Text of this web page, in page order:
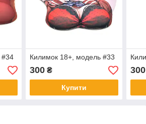
#34 Килимок 18+, модель #33
300₴
Купити
300